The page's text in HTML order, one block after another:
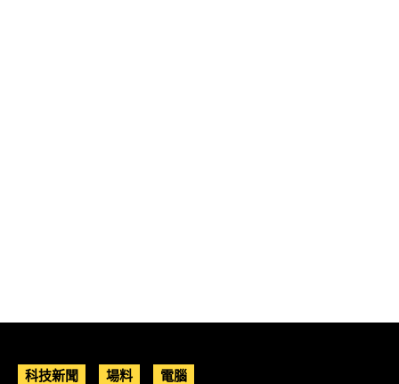
科技新聞 場料 電腦